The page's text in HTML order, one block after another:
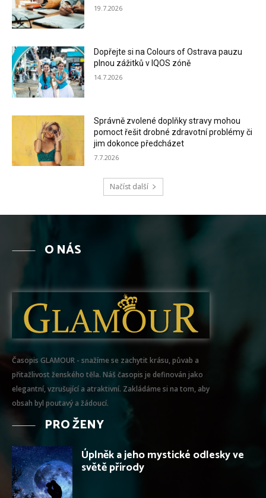
19.7.2026
Dopřejte si na Colours of Ostrava pauzu
plnou zážitků v IQOS zóně
14.7.2026
Správně zvolené doplňky stravy mohou
pomoct řešit drobné zdravotní problémy či
jim dokonce předcházet
7.7.2026
Načíst další
O NÁS
Časopis GLAMOUR - snažíme se zachytit krásu, půvab a
přitažlivost ženského těla. Náš časopis je definován jako
elegantní, vzrušující a atraktivní. Zakládáme si na tom, aby
obsah byl poutavý a žádoucí.
PRO ŽENY
Úplněk a jeho mystické odlesky ve
světě přírody